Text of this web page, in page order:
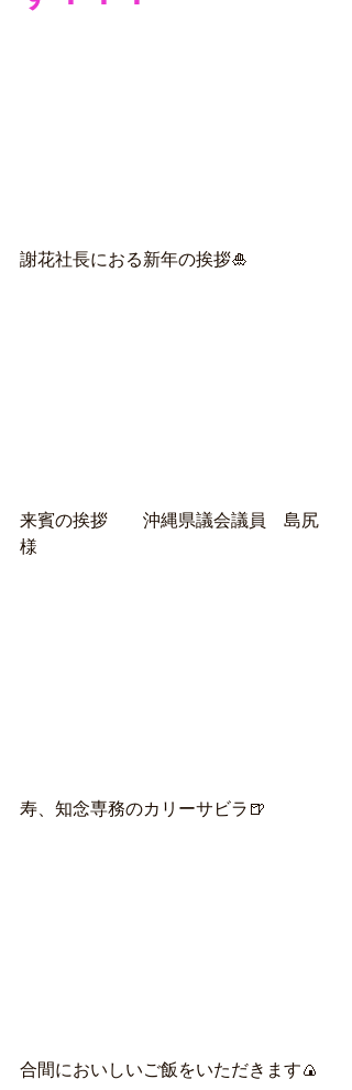
謝花社長におる新年の挨拶🎍
来賓の挨拶　　沖縄県議会議員　島尻
様
寿、知念専務のカリーサビラ🍺
合間においしいご飯をいただきます🍙